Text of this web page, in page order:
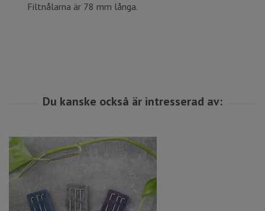
Filtnålarna är 78 mm långa.